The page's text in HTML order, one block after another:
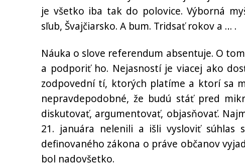
je všetko iba tak do polovice. Výborná
sľub, Švajčiarsko. A bum. Tridsať rokov a … .
Náuka o slove referendum absentuje. O
a podporiť ho. Nejasností je viacej ako
zodpovední tí, ktorých platíme a ktorí sa
nepravdepodobné, že budú stáť pred
diskutovať, argumentovať, objasňovať.
21. januára nelenili a išli vysloviť súhlas
definovaného zákona o práve občanov
bol nadovšetko.